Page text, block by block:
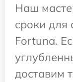
Наш
сроки для
Fortuna.
доставим